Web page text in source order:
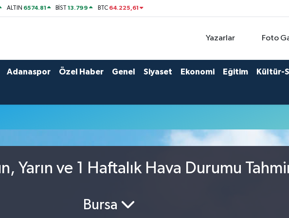
ALTIN 6574.81 BİST13.799 BTC 64.225,61
Yazarlar Foto
Adanaspor Özel Haber Genel Siyaset Ekonomi Eğitim Kültür-
Yarın ve 1 Haftalık Hava Durumu
Bursa